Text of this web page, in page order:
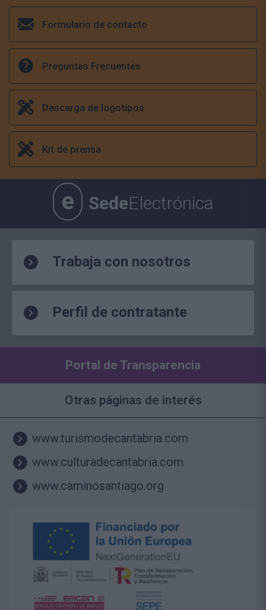
Formulario de contacto
Preguntas Frecuentes
Descarga de logotipos
Kit de prensa
e SedeElectrónica
Trabaja con nosotros
Perfil de contratante
Portal de Transparencia
Otras páginas de interés
www.turismodecantabria.com
www.culturadecantabria.com
www.caminosantiago.org